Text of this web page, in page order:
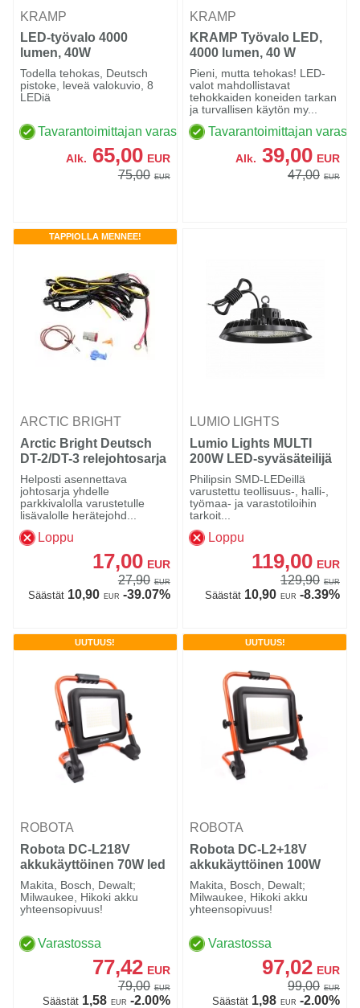
KRAMP
LED-työvalo 4000
lumen, 40W
suorakulmainen
Todella tehokas, Deutsch
pistoke, leveä valokuvio, 8
LEDiä
Tavarantoimittajan varastossa
Alk. 65,00 EUR
75,00 EUR
KRAMP
KRAMP Työvalo LED,
4000 lumen, 40 W
Pieni, mutta tehokas! LED-
valot mahdollistavat
tehokkaiden koneiden tarkan
ja turvallisen käytön my...
Tavarantoimittajan
Alk. 39,00 EUR
47,00 EUR
TAPPIOLLA MENNEE!
ARCTIC BRIGHT
Arctic Bright Deutsch
DT-2/DT-3 relejohtosarja
yhdelle lisävalolle
Helposti asennettava
johtosarja yhdelle
parkkivalolla varustetulle
lisävalolle herätejohd...
Loppu
17,00 EUR
27,90 EUR
Säästät10,90 EUR -39.07%
LUMIO LIGHTS
Lumio Lights MULTI
200W LED-syväsäteilijä
hallivalaisin
Philipsin SMD-LEDeillä
varustettu teollisuus-, halli-,
työmaa- ja varastotiloihin
tarkoit...
Loppu
119,00 EUR
129,90 EUR
Säästät10,90 EUR -8.39%
UUTUUS!
ROBOTA
Robota DC-L218V
akkukäyttöinen 70W led
työvalo
Makita, Bosch, Dewalt;
Milwaukee, Hikoki akku
yhteensopivuus!
Varastossa
77,42 EUR
79,00 EUR
Säästät1,58 EUR -2.00%
UUTUUS!
ROBOTA
Robota DC-L2+18V
akkukäyttöinen 100W
led työvalo
Makita, Bosch, Dewalt;
Milwaukee, Hikoki akku
yhteensopivuus!
Varastossa
97,02 EUR
99,00 EUR
Säästät1,98 EUR -2.00%